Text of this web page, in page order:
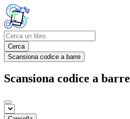
Cerca
Scansiona codice a barre
Scansiona codice a barre